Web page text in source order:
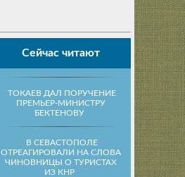
Сейчас читают
ТОКАЕВ ДАЛ ПОРУЧЕНИЕ
ПРЕМЬЕР-МИНИСТРУ
БЕКТЕНОВУ
В СЕВАСТОПОЛЕ
ОТРЕАГИРОВАЛИ НА СЛОВА
ЧИНОВНИЦЫ О ТУРИСТАХ
ИЗ КНР